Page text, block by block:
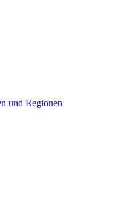
und Regionen